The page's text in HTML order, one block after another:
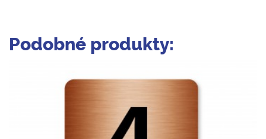
Podobné produkty: